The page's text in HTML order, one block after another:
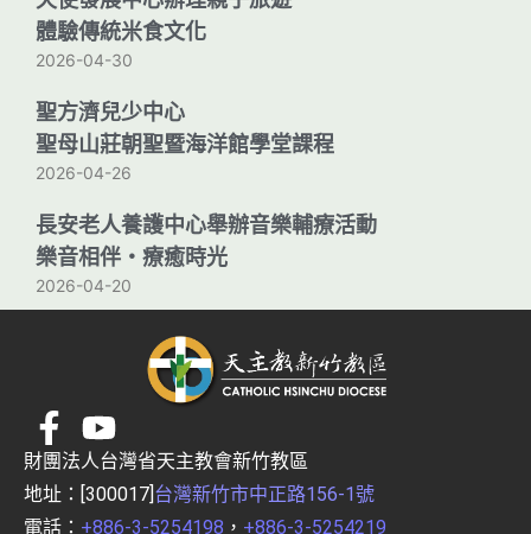
體驗傳統米食文化
2026-04-30
聖方濟兒少中心
聖母山莊朝聖暨海洋館學堂課程
2026-04-26
長安老人養護中心舉辦音樂輔療活動
樂音相伴・療癒時光
2026-04-20
財團法人台灣省天主教會新竹教區
地址：[300017]台灣新竹市中正路156-1號
電話： +886-3-5254198 ， +886-3-5254219